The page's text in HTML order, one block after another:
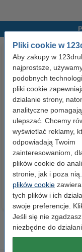
Pliki cookie w
Aby zakupy w
najprostsze,
podobnych
pliki cookie
działanie strony,
analityczne
ulepszać. Chcemy
wyświetlać reklamy,
odpowiadają Twoim
zainteresowaniom,
plików cookie do
stronie, jak i poza
plików cookie
tych plików i ich
swoje preferencje.
Jeśli się nie
niezbędne do
Papier ksero A4 80 g/
szt.), 123drukuj
23,00 zł